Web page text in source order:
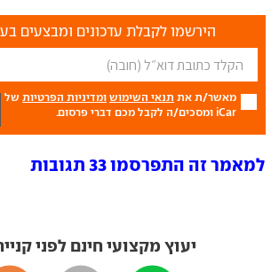
הירשמו לקבלת עדכונים ומבצעים
מאשר/ת את תנאי השימוש ומדיניות הפרטיות של
iCar ומסכים/ה לקבל מכם דברי פרסום.
למאמר זה התפרסמו 33 תגובות
יעוץ מקצועי חינם לפני